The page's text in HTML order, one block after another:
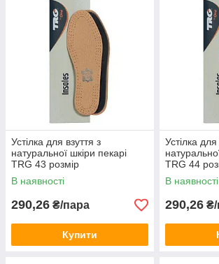
Устілка для взуття з
натуральної шкіри пекарі
TRG 43 розмір
В наявності
290,26 ₴/пара
Купити
Устілка для
TRG 44
В наявності
290,26 ₴/